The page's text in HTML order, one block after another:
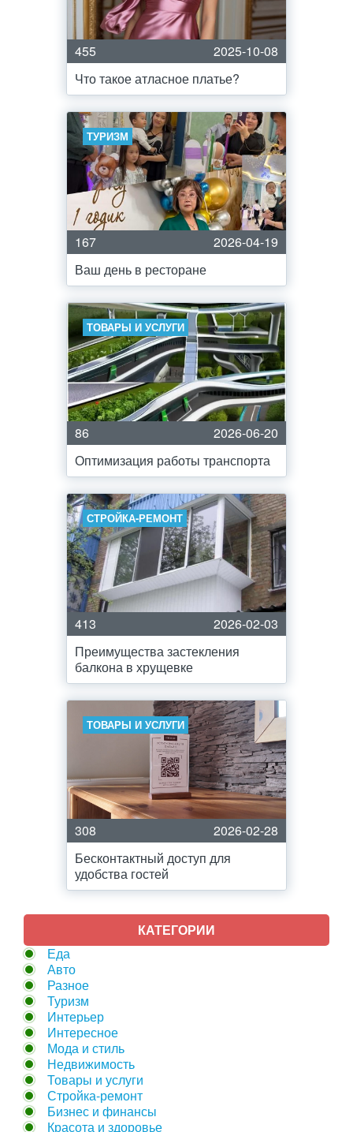
455
2025-10-08
Что такое атласное платье?
ТУРИЗМ
167
2026-04-19
Ваш день в ресторане
ТОВАРЫ И УСЛУГИ
86
2026-06-20
Оптимизация работы транспорта
СТРОЙКА-РЕМОНТ
413
2026-02-03
Преимущества застекления
балкона в хрущевке
ТОВАРЫ И УСЛУГИ
308
2026-02-28
Бесконтактный доступ для
удобства гостей
КАТЕГОРИИ
Еда
Авто
Разное
Туризм
Интерьер
Интересное
Мода и стиль
Недвижимость
Товары и услуги
Стройка-ремонт
Бизнес и финансы
Красота и здоровье